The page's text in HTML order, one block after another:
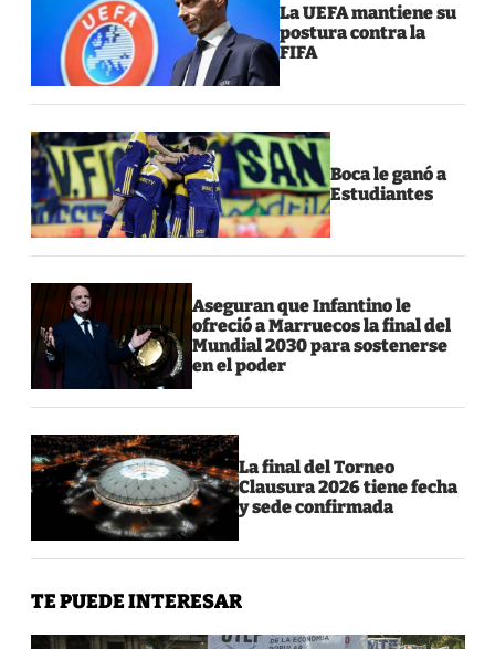
La UEFA mantiene su
postura contra la
FIFA
Boca le ganó a
Estudiantes
Aseguran que Infantino le
ofreció a Marruecos la final del
Mundial 2030 para sostenerse
en el poder
La final del Torneo
Clausura 2026 tiene fecha
y sede confirmada
TE PUEDE INTERESAR